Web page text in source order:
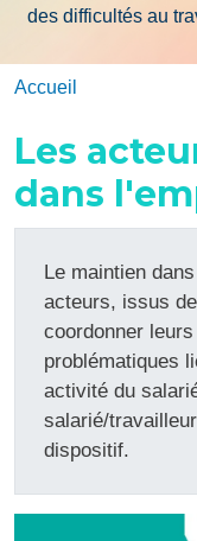
des difficultés au
Accueil
Les
dans
Le maintien
acteurs, issus
coordonner
problématiques
activité du
salarié/
dispositif.